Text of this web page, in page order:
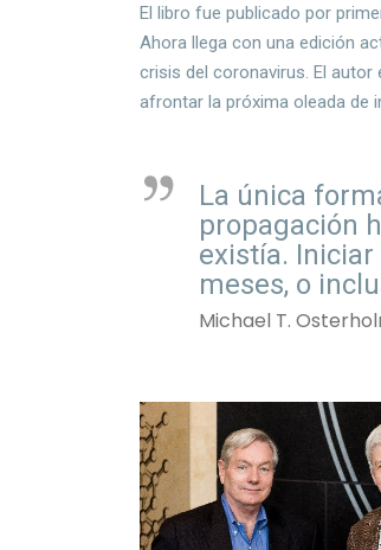
El libro fue publicado por
Ahora llega con una edición
crisis del coronavirus. El autor
afrontar la próxima oleada de
La única
propagación
existía.
meses, o
Michael T.